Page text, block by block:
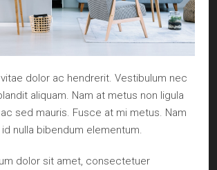
dolor ac hendrerit. Vestibulum nec
aliquam. Nam at metus non ligula
sed mauris. Fusce at mi metus. Nam
nulla bibendum elementum.
dolor sit amet, consectetuer